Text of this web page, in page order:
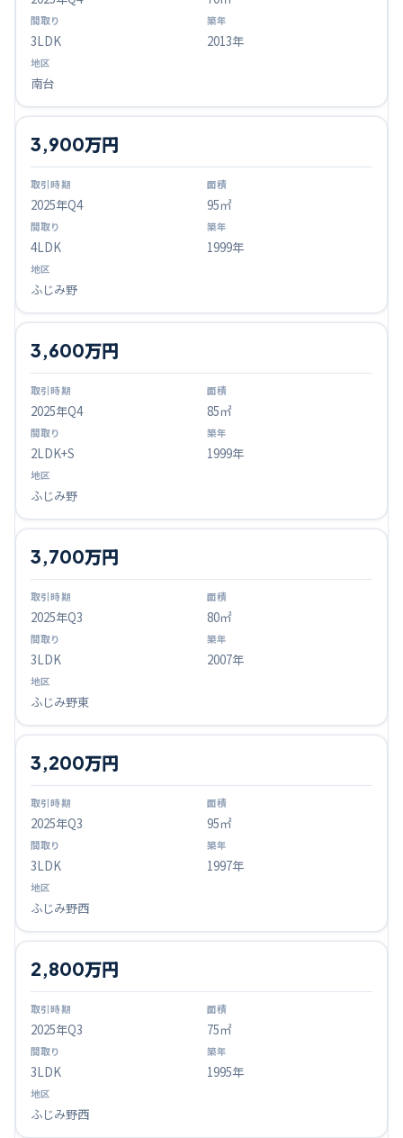
3LDK 2013年
南台
2025年Q4
3,900万円
95㎡
4LDK 1999年
ふじみ野
2025年Q4
3,600万円
85㎡
2LDK+S 1999年
ふじみ野
2025年Q3
3,700万円
80㎡
3LDK 2007年
ふじみ野東
2025年Q3
3,200万円
95㎡
3LDK 1997年
ふじみ野西
2025年Q3
2,800万円
75㎡
3LDK 1995年
ふじみ野西